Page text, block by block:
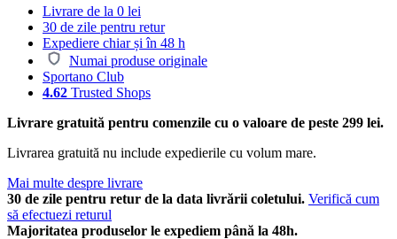
Livrare de la 0 lei
30 de zile pentru retur
Expediere chiar și în 48 h
Numai produse originale
Sportano Club
4.62 Trusted Shops
Livrare gratuită pentru comenzile cu o valoare de peste 299 lei.
Livrarea gratuită nu include expedierile cu volum mare.
Mai multe despre livrare
30 de zile pentru retur de la data livrării coletului. Verifică cum
să efectuezi returul
Majoritatea produselor le expediem până la 48h.